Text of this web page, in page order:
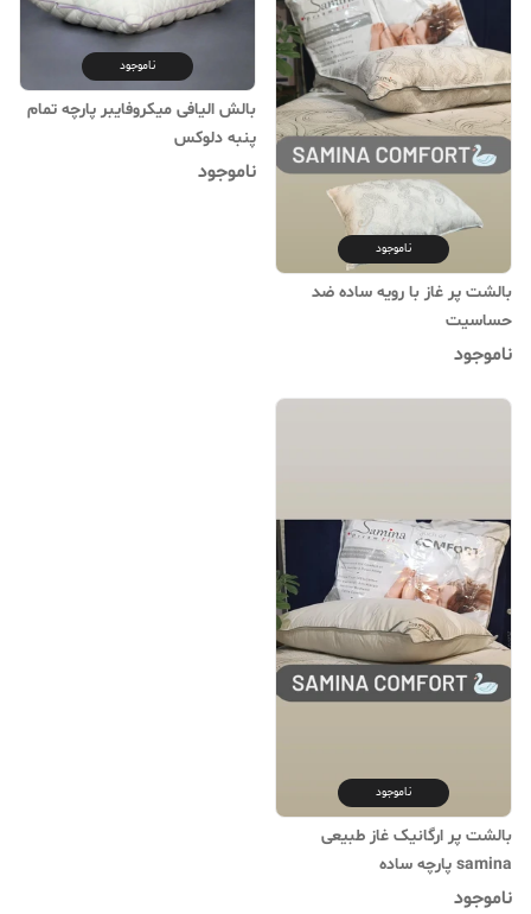
ناموجود
بالشت پر غاز با رویه ساده ضد
حساسیت
ناموجود
ناموجود
بالش الیافی میکروفایبر پارچه تمام
پنبه دلوکس
ناموجود
ناموجود
بالشت پر ارگانیک غاز طبیعی
samina پارچه ساده
ناموجود